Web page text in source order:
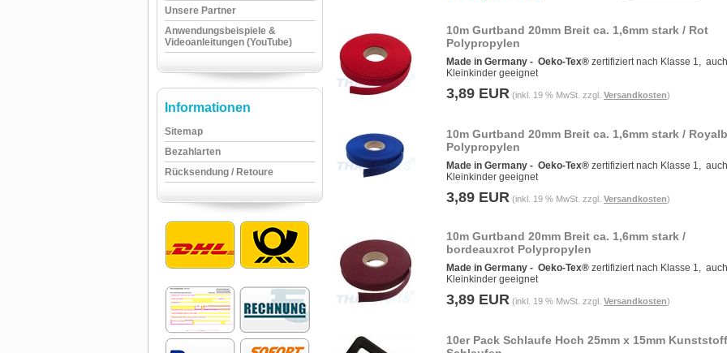
Unsere Partner
Anwendungsbeispiele &
Videoanleitungen (YouTube)
Informationen
Sitemap
Bezahlarten
Rücksendung / Retoure
10m Gurtband 20mm Breit ca. 1,6mm stark / Rot
Polypropylen
Made in Germany - Oeko-Tex® zertifiziert nach Klasse 1,
Kleinkinder geeignet
3,89 EUR (inkl. 19 % MwSt. zzgl. Versandkosten)
10m Gurtband 20mm Breit ca. 1,6mm stark /
Polypropylen
Made in Germany - Oeko-Tex® zertifiziert nach Klasse 1,
Kleinkinder geeignet
3,89 EUR (inkl. 19 % MwSt. zzgl. Versandkosten)
10m Gurtband 20mm Breit ca. 1,6mm stark /
bordeauxrot Polypropylen
Made in Germany - Oeko-Tex® zertifiziert nach Klasse 1,
Kleinkinder geeignet
3,89 EUR (inkl. 19 % MwSt. zzgl. Versandkosten)
10er Pack Schlaufe Hoch 25mm x 15mm Kunststoff